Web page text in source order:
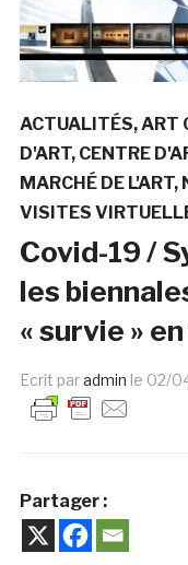
ACTUALITÉS ART
D'ART CENTRE
MARCHÉ DE L'ART
VISITES
Covid-19 /
les
« survie »
Ecrit paradmin le 02/
Partager :